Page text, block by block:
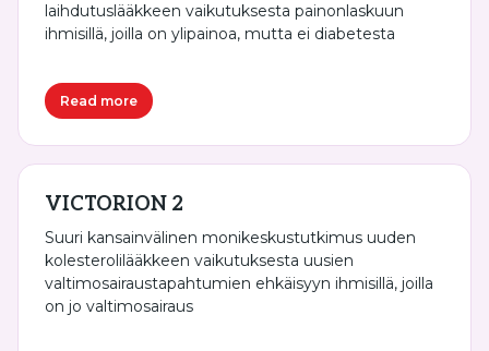
laihdutuslääkkeen vaikutuksesta painonlaskuun
ihmisillä, joilla on ylipainoa, mutta ei diabetesta
Read more
VICTORION 2
Suuri kansainvälinen monikeskustutkimus uuden
kolesterolilääkkeen vaikutuksesta uusien
valtimosairaustapahtumien ehkäisyyn ihmisillä, joilla
on jo valtimosairaus